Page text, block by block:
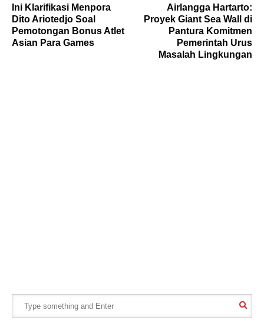
Ini Klarifikasi Menpora
Dito Ariotedjo Soal
Pemotongan Bonus Atlet
Asian Para Games
Airlangga Hartarto:
Proyek Giant Sea Wall di
Pantura Komitmen
Pemerintah Urus
Masalah Lingkungan